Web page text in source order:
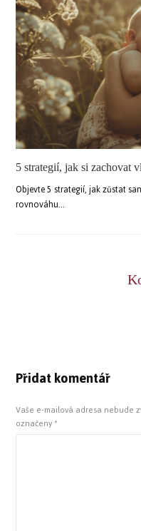
5 strategií, jak si zachovat
Objevte 5 strategií, jak zůstat
rovnováhu…
Přidat komentář
Vaše e-mailová adresa nebude
označeny*